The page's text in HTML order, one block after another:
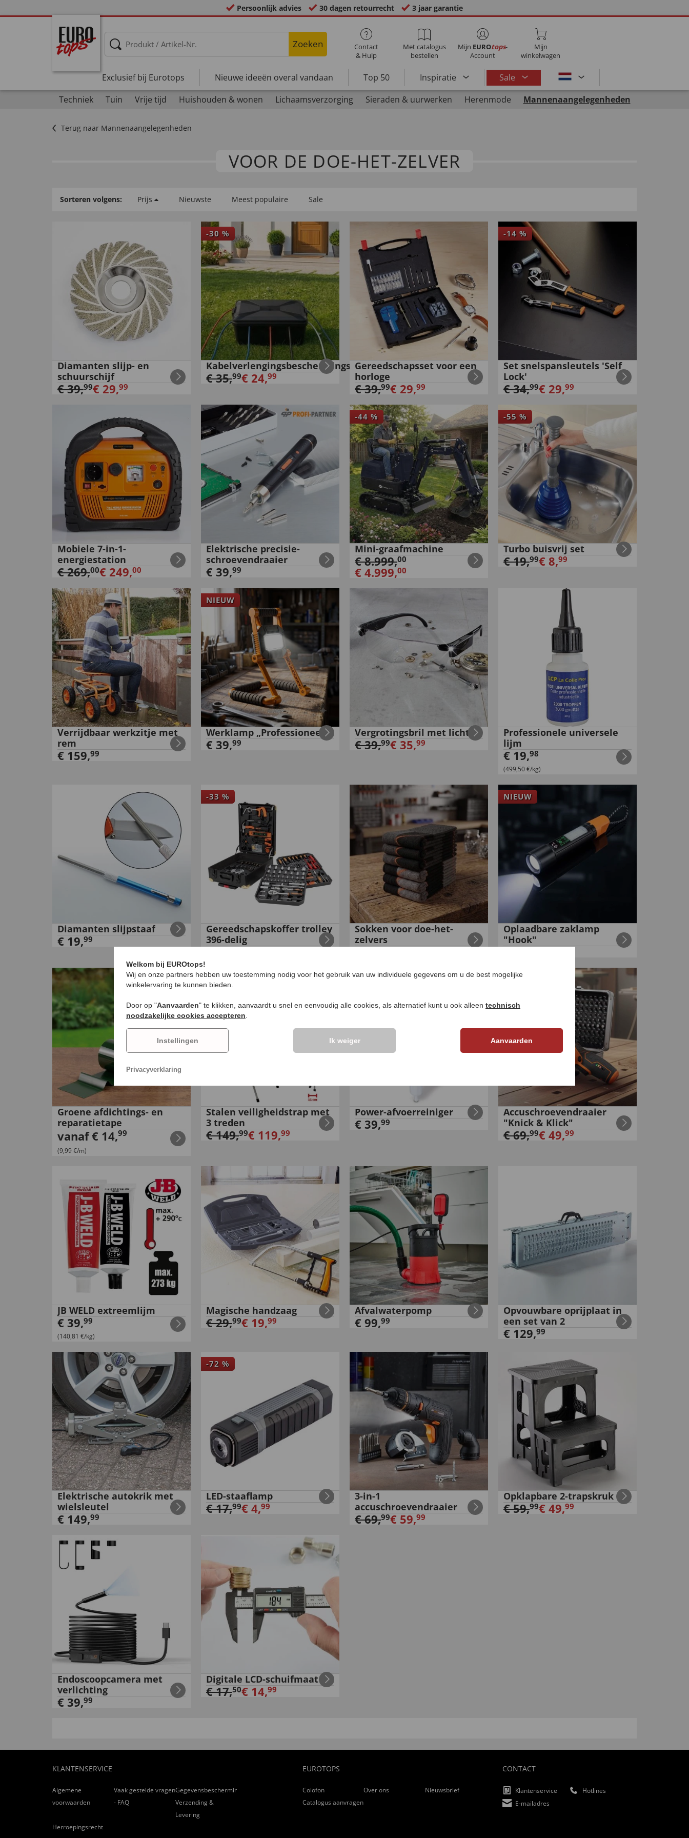
Persoonlijk advies 30 dagen retourrecht 3 jaar garantie
Zoeken
Contact
& Hulp
Met catalogus
bestellen
Mijn EUROtops-
Account
Mijn
winkelwagen
Exclusief bij Eurotops Nieuwe ideeën overal vandaan Top 50 Inspiratie
Sale
Techniek
Tuin Vrije tijd Huishouden & wonen Lichaamsverzorging Sieraden & uurwerken Herenmode Mannenaangelegenheden
Terug naar Mannenaangelegenheden
VOOR DE DOE-HET-ZELVER
Sorteren volgens: Prijs Nieuwste Meest populaire Sale
Diamanten slijp- en
schuurschijf
€39,99€ 29,99
-30 %
Kabelverlengingsbeschermingsdoos
€35,99€ 24,99
Gereedschapsset voor een
horloge
€39,99€ 29,99
-14 %
Set snelspansleutels 'Self
Lock'
€34,99€ 29,99
Mobiele 7-in-1-
energiestation
€269,00€ 249,00
Elektrische precisie-
schroevendraaier
€ 39,99
-44 %
Mini-graafmachine
€8.999,00
€ 4.999,00
-55 %
Turbo buisvrij set
€19,99€ 8,99
Verrijdbaar werkzitje met
rem
€ 159,99
NIEUW
Werklamp „Professioneel“
€ 39,99
Vergrotingsbril met licht
€39,99€ 35,99
Professionele universele
lijm
€ 19,98
(499,50 €/kg)
Diamanten slijpstaaf
€ 19,99
-33 %
Gereedschapskoffer trolley
396-delig
€179,00€119,00
Sokken voor doe-het-
zelvers
€19,99
NIEUW
Oplaadbare zaklamp
"Hook"
€24,99
Groene afdichtings- en
reparatietape
vanaf€ 14,99
(9,99 €/m)
Stalen veiligheidstrap met
3 treden
€149,99€ 119,99
Power-afvoerreiniger
€ 39,99
-28%
Accuschroevendraaier
"Knick & Klick"
€69,99€ 49,99
JB WELD extreemlijm
€ 39,99
(140,81 €/kg)
Magische handzaag
€29,99€ 19,99
Afvalwaterpomp
€ 99,99
Opvouwbare oprijplaat in
een set van 2
€ 129,99
Elektrische autokrik met
wielsleutel
€ 149,99
-72 %
LED-staaflamp
€17,99€ 4,99
3-in-1
accuschroevendraaier
€69,99€ 59,99
Opklapbare 2-trapskruk
€59,99€ 49,99
Endoscoopcamera met
verlichting
€ 39,99
Digitale LCD-schuifmaat
€17,50€ 14,99
KLANTENSERVICE
Algemene
voorwaarden
Vaak gestelde vragen
- FAQ
Gegevensbescherming
Verzending &
Levering
Herroepingsrecht
EUROTOPS
Colofon Over ons
Nieuwsbrief
Catalogus aanvragen
CONTACT
Klantenservice
Hotlines
E-mailadres
Welkom bij EUROtops!
Wij en onze partners hebben uw toestemming nodig voor het gebruik van uw individuele gegevens om u de best mogelijke
winkelervaring te kunnen bieden.
Door op "Aanvaarden" te klikken, aanvaardt u snel en eenvoudig alle cookies, als alternatief kunt u ook alleen technisch
noodzakelijke cookies accepteren
Instellingen Ik weiger Aanvaarden
Privacyverklaring